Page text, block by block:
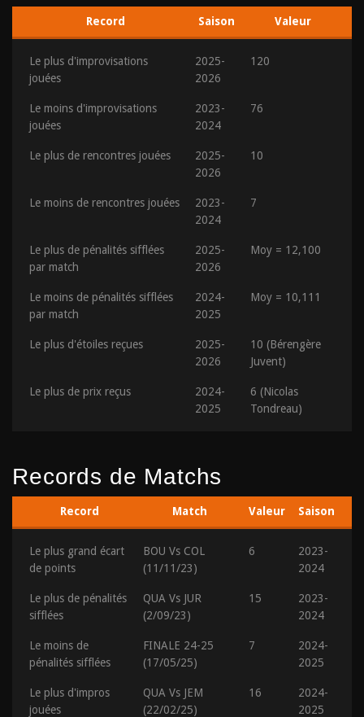
Record Saison Valeur
Le plus d'improvisations
jouées
2025-
2026
120
Le moins d'improvisations
jouées
2023-
2024
76
Le plus de rencontres jouées
2025-
2026
10
Le moins de rencontres jouées
2023-
2024
7
Le plus de pénalités sifflées
par match
2025-
2026
Moy = 12,100
Le moins de pénalités sifflées
par match
2024-
2025
Moy = 10,111
Le plus d'étoiles reçues
2025-
2026
10 (Bérengère
Juvent)
Le plus de prix reçus
2024-
2025
6 (Nicolas
Tondreau)
Records de Matchs
Record Match Valeur Saison
Le plus grand écart
de points
BOU Vs COL
(11/11/23)
6
2023-
2024
Le plus de pénalités
sifflées
QUA Vs JUR
(2/09/23)
15
2023-
2024
Le moins de
pénalités sifflées
FINALE 24-25
(17/05/25)
7
2024-
2025
Le plus d'impros
jouées
QUA Vs JEM
(22/02/25)
16
2024-
2025